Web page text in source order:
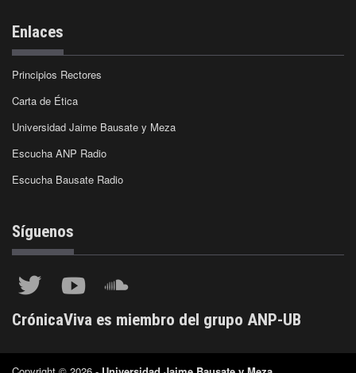
Enlaces
Principios Rectores
Carta de Ética
Universidad Jaime Bausate y Meza
Escucha ANP Radio
Escucha Bausate Radio
Síguenos
CrónicaViva es miembro del grupo ANP-UB